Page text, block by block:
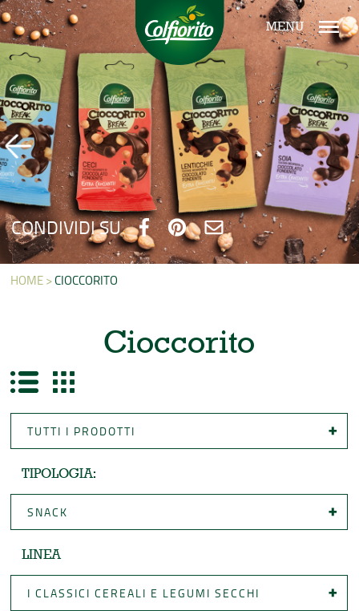
MENU
CONDIVIDI SU
HOME >CIOCCORITO
Cioccorito
TUTTI I PRODOTTI
TIPOLOGIA:
SNACK
LINEA
I CLASSICI CEREALI E LEGUMI SECCHI